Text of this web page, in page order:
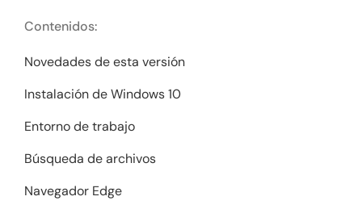
Contenidos:
Novedades de esta versión
Instalación de Windows 10
Entorno de trabajo
Búsqueda de archivos
Navegador Edge